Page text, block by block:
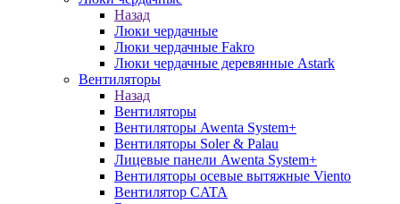
Назад
Люки чердачные
Люки чердачные Fakro
Люки чердачные деревянные Astark
Вентиляторы
Назад
Вентиляторы
Вентиляторы Awenta System+
Вентиляторы Soler & Palau
Лицевые панели Awenta System+
Вентиляторы осевые вытяжные Viento
Вентилятор CATA